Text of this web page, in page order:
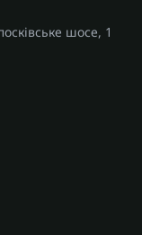
шосе, 1